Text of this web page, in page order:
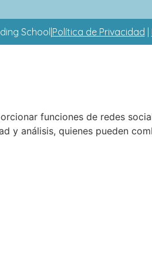
School|Política de Privacidad |
funciones de redes
y análisis, quienes pueden